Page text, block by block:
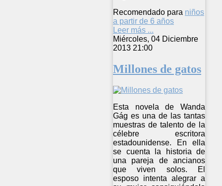
Recomendado para niños
a partir de 6 años
Leer más ...
Miércoles, 04 Diciembre
2013 21:00
Millones de gatos
Esta novela de Wanda
Gág es una de las tantas
muestras de talento de la
célebre escritora
estadounidense. En ella
se cuenta la historia de
una pareja de ancianos
que viven solos. El
esposo intenta alegrar a